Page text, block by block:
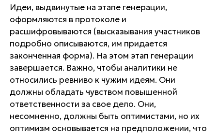
Идеи, выдвинутые на этапе генерации,
оформляются в протоколе и
расшифровываются (высказывания участников
подробно описываются, им придается
законченная форма). На этом этап генерации
завершается. Важно, чтобы аналитики не
относились ревниво к чужим идеям. Они
должны обладать чувством повышенной
ответственности за свое дело. Они,
несомненно, должны быть оптимистами, но их
оптимизм основывается на предположении, что